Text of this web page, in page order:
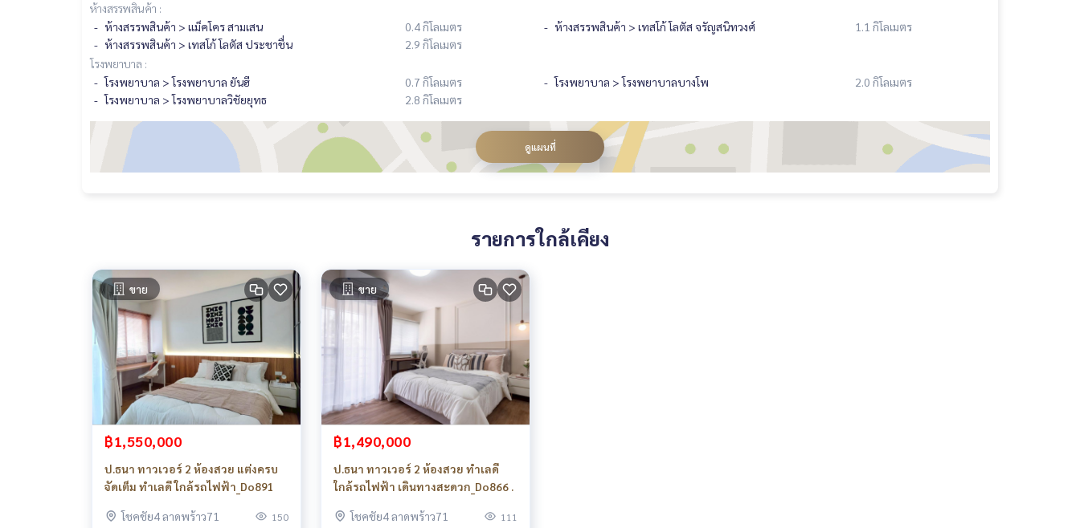
ห้างสรรพสินค้า :
ห้างสรรพสินค้า > แม็คโคร สามเสน
0.4 กิโลเมตร ห้างสรรพสินค้า > เทสโก้ โลตัส จรัญสนิทวงศ์
1.1 กิโลเมตร
ห้างสรรพสินค้า > เทสโก้ โลตัส ประชาชื่น
2.9 กิโลเมตร
โรงพยาบาล :
โรงพยาบาล > โรงพยาบาล ยันฮี
0.7 กิโลเมตร โรงพยาบาล > โรงพยาบาลบางโพ
2.0 กิโลเมตร
โรงพยาบาล > โรงพยาบาลวิชัยยุทธ
2.8 กิโลเมตร
ดูแผนที่
รายการใกล้เคียง
ขาย
฿1,550,000
ป.ธนา ทาวเวอร์ 2 ห้องสวย แต่งครบ
จัดเต็ม ทำเลดี ใกล้รถไฟฟ้า_Do891
โชคชัย4 ลาดพร้าว71 150
ขาย
฿1,490,000
ป.ธนา ทาวเวอร์ 2 ห้องสวย ทำเลดี
ใกล้รถไฟฟ้า เดินทางสะดวก_Do866 .
โชคชัย4 ลาดพร้าว71 111